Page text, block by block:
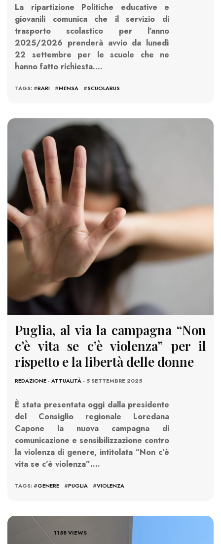
La ripartizione Politiche educative e
giovanili comunica che il servizio di
trasporto scolastico per l’anno
2025/2026 prenderà avvio da lunedì
22 settembre per le scuole che ne
hanno fatto richiesta….
TAGS: #BARI #MENSA #SCUOLABUS
Puglia, al via la campagna “Non
c’è vita se c’è violenza” per il
rispetto e la libertà delle donne
REDAZIONE - ATTUALITÀ - 5 SETTEMBRE 2025
È stata presentata oggi dalla presidente
del Consiglio regionale Loredana
Capone la nuova campagna di
comunicazione e sensibilizzazione contro
la violenza di genere, intitolata “Non c’è
vita se c’è violenza”….
TAGS: #GENERE #PUGLIA #VIOLENZA
1158 VIEWS